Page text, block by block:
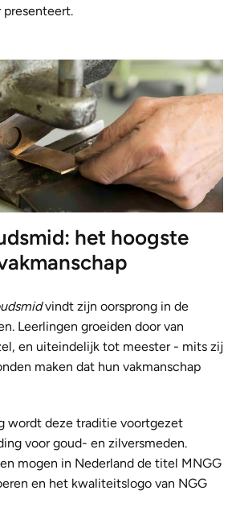
het hoogste
vindt zijn oorsprong in de
Leerlingen groeiden door van
en uiteindelijk tot meester - mits zij
maken dat hun vakmanschap
wordt deze traditie voortgezet
voor goud- en zilversmeden.
mogen in Nederland de titel MNGG
en het kwaliteitslogo van NGG